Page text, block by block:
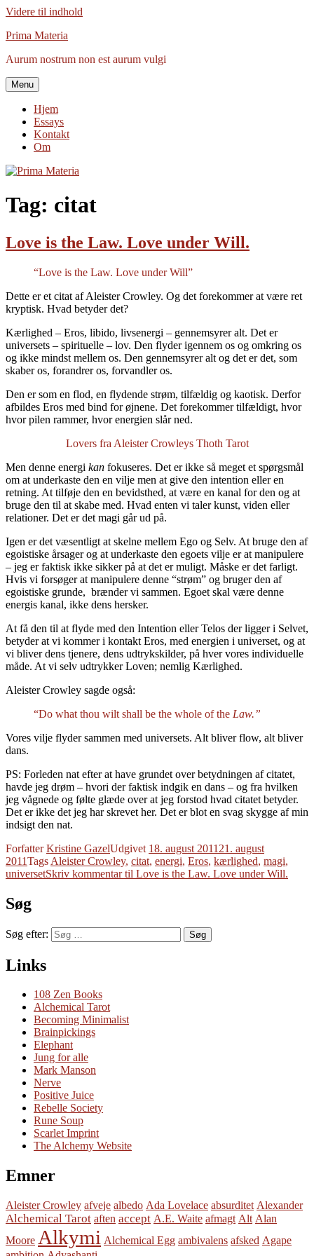
Videre til indhold
Prima Materia
Aurum nostrum non est aurum vulgi
Menu
Hjem
Essays
Kontakt
Om
Tag: citat
Love is the Law. Love under Will.
“Love is the Law. Love under Will”
Dette er et citat af Aleister Crowley. Og det forekommer at være ret
kryptisk. Hvad betyder det?
Kærlighed – Eros, libido, livsenergi – gennemsyrer alt. Det er
universets – spirituelle – lov. Den flyder igennem os og omkring os
og ikke mindst mellem os. Den gennemsyrer alt og det er det, som
skaber os, forandrer os, forvandler os.
Den er som en flod, en flydende strøm, tilfældig og kaotisk. Derfor
afbildes Eros med bind for øjnene. Det forekommer tilfældigt, hvor
hvor pilen rammer, hvor energien slår ned.
Lovers fra Aleister Crowleys Thoth Tarot
Men denne energi kan fokuseres. Det er ikke så meget et spørgsmål
om at underkaste den en vilje men at give den intention eller en
retning. At tilføje den en bevidsthed, at være en kanal for den og at
bruge den til at skabe med. Hvad enten vi taler kunst, viden eller
relationer. Det er det magi går ud på.
Igen er det væsentligt at skelne mellem Ego og Selv. At bruge den af
egoistiske årsager og at underkaste den egoets vilje er at manipulere
– jeg er faktisk ikke sikker på at det er muligt. Måske er det farligt.
Hvis vi forsøger at manipulere denne “strøm” og bruger den af
egoistiske grunde, brænder vi sammen. Egoet skal være denne
energis kanal, ikke dens hersker.
At få den til at flyde med den Intention eller Telos der ligger i Selvet,
betyder at vi kommer i kontakt Eros, med energien i universet, og at
vi bliver dens tjenere, dens udtrykskilder, på hver vores individuelle
måde. At vi selv udtrykker Loven; nemlig Kærlighed.
Aleister Crowley sagde også:
“Do what thou wilt shall be the whole of the Law.”
Vores vilje flyder sammen med universets. Alt bliver flow, alt bliver
dans.
PS: Forleden nat efter at have grundet over betydningen af citatet,
havde jeg drøm – hvori der faktisk indgik en dans – og fra hvilken
jeg vågnede og følte glæde over at jeg forstod hvad citatet betyder.
Det er ikke det jeg har skrevet her. Det er blot en svag skygge af min
indsigt den nat.
ForfatterKristine GazelUdgivet 18. august 2011 21. august
2011Tags Aleister Crowley, citat, energi, Eros, kærlighed, magi,
universetSkriv kommentartil Love is the Law. Love under Will.
Søg
Søg efter: Søg
Links
108 Zen Books
Alchemical Tarot
Becoming Minimalist
Brainpickings
Elephant
Jung for alle
Mark Manson
Nerve
Positive Juice
Rebelle Society
Rune Soup
Scarlet Imprint
The Alchemy Website
Emner
Aleister Crowley afveje albedo Ada Lovelace absurditet Alexander
Alchemical Tarot aften accept A.E. Waite afmagt Alt Alan
Moore Alkymi Alchemical Egg ambivalens afsked Agape